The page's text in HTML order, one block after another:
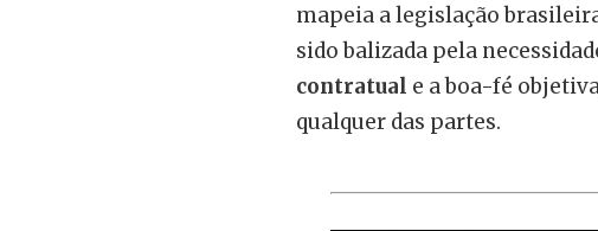
mapeia a legislação
sido balizada pela
contratual e a boa-fé
qualquer das partes.